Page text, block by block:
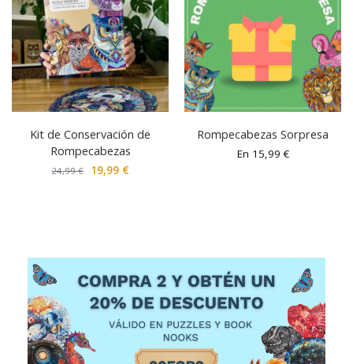
Kit de Conservación de
Rompecabezas
24,99€ 19,99 €
Rompecabezas Sorpresa
En 15,99€